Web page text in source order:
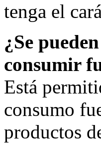
tenga el
¿Se
consumir
Está
consumo
productos